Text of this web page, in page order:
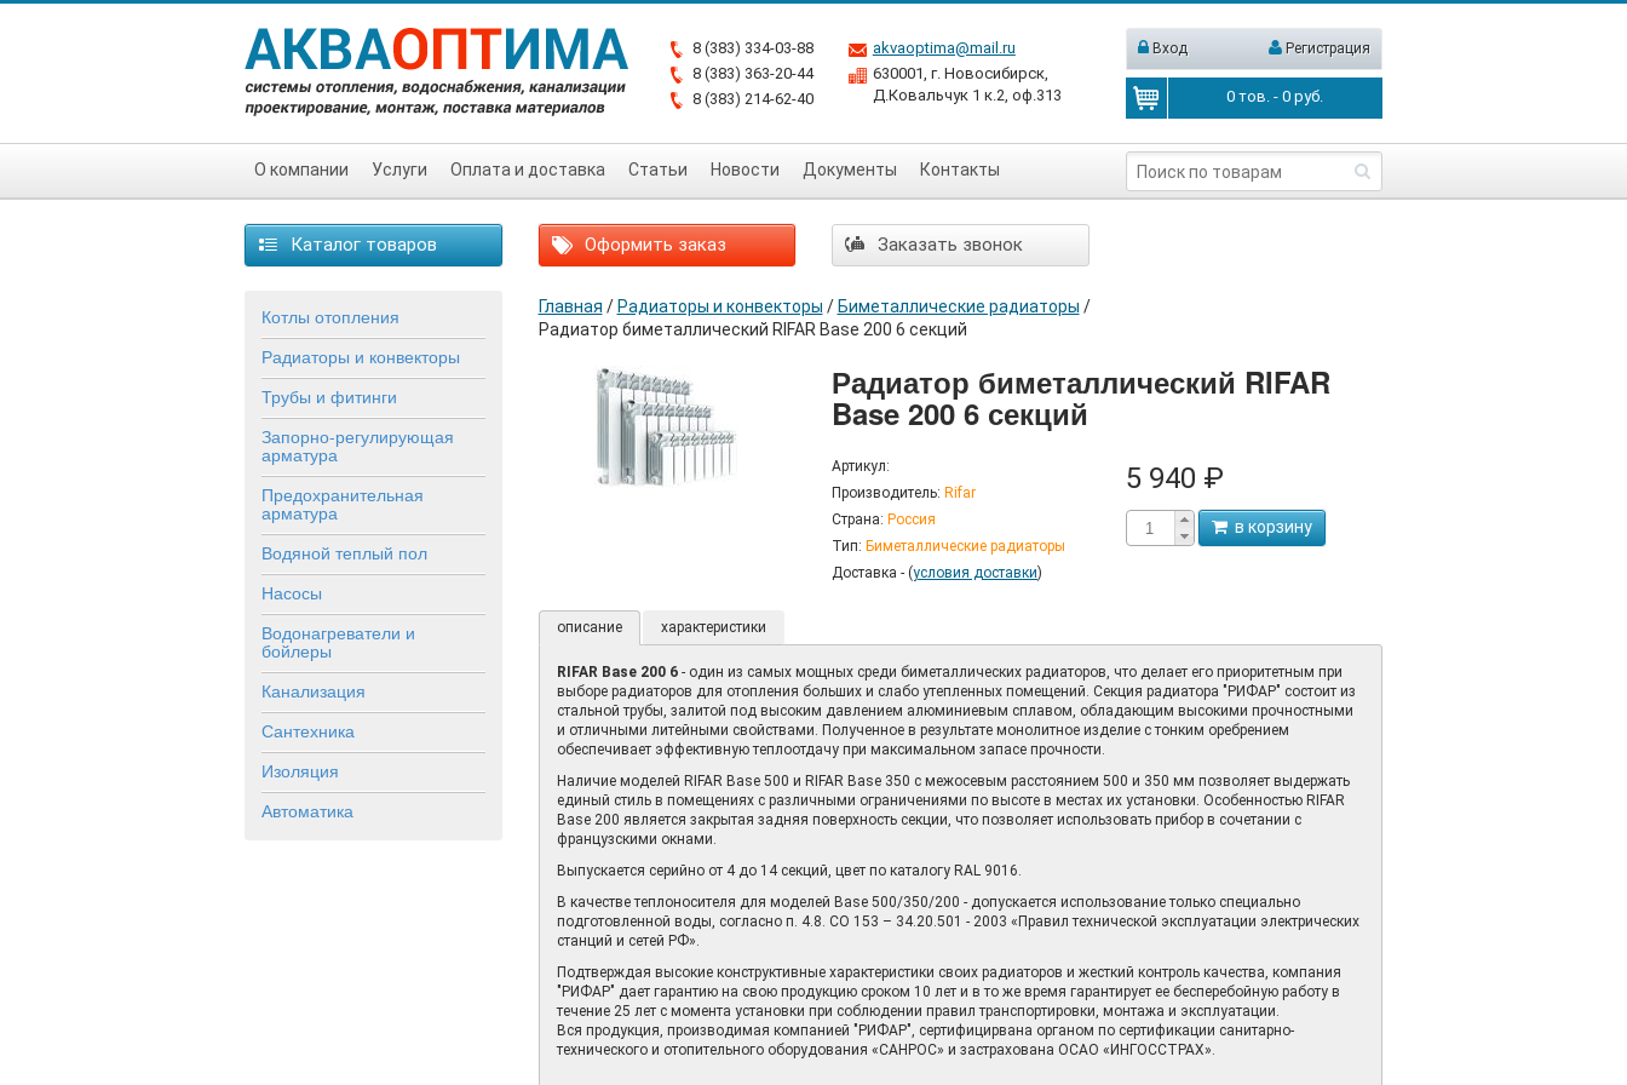
8 (383) 334-03-88
8 (383) 363-20-44
8 (383) 214-62-40
akvaoptima@mail.ru
630001, г. Новосибирск,
Д.Ковальчук 1 к.2, оф.313
Вход Регистрация
0 тов. -0 руб.
О компании Услуги Оплата и доставка Статьи Новости Документы Контакты
Каталог товаров Оформить заказ Заказать звонок
Котлы отопления
Радиаторы и конвекторы
Трубы и фитинги
Запорно-регулирующая
арматура
Предохранительная
арматура
Водяной теплый пол
Насосы
Водонагреватели и
бойлеры
Канализация
Сантехника
Изоляция
Автоматика
Главная / Радиаторы и конвекторы / Биметаллические радиаторы /
Радиатор биметаллический RIFAR Base 200 6 секций
Радиатор биметаллический RIFAR
Base 200 6 секций
Артикул:
Производитель: Rifar
Страна: Россия
Тип: Биметаллические радиаторы
Доставка - (условия доставки)
5 940 ₽
в корзину
описание характеристики
RIFAR Base 200 6- один из самых мощных среди биметаллических радиаторов, что делает его приоритетным при
выборе радиаторов для отопления больших и слабо утепленных помещений. Секция радиатора "РИФАР" состоит из
стальной трубы, залитой под высоким давлением алюминиевым сплавом, обладающим высокими прочностными
и отличными литейными свойствами. Полученное в результате монолитное изделие с тонким оребрением
обеспечивает эффективную теплоотдачу при максимальном запасе прочности.
Наличие моделей RIFAR Base 500 и RIFAR Base 350 с межосевым расстоянием 500 и 350 мм позволяет выдержать
единый стиль в помещениях с различными ограничениями по высоте в местах их установки. Особенностью RIFAR
Base 200 является закрытая задняя поверхность секции, что позволяет использовать прибор в сочетании с
французскими окнами.
Выпускается серийно от 4 до 14 секций, цвет по каталогу RAL 9016.
В качестве теплоносителя для моделей Base 500/350/200 - допускается использование только специально
подготовленной воды, согласно п. 4.8. СО 153 – 34.20.501 - 2003 «Правил технической эксплуатации электрических
станций и сетей РФ».
Подтверждая высокие конструктивные характеристики своих радиаторов и жесткий контроль качества, компания
"РИФАР" дает гарантию на свою продукцию сроком 10 лет и в то же время гарантирует ее бесперебойную работу в
течение 25 лет с момента установки при соблюдении правил транспортировки, монтажа и эксплуатации.
Вся продукция, производимая компанией "РИФАР", сертифицирвана органом по сертификации санитарно-
технического и отопительного оборудования «САНРОС» и застрахована ОСАО «ИНГОССТРАХ».